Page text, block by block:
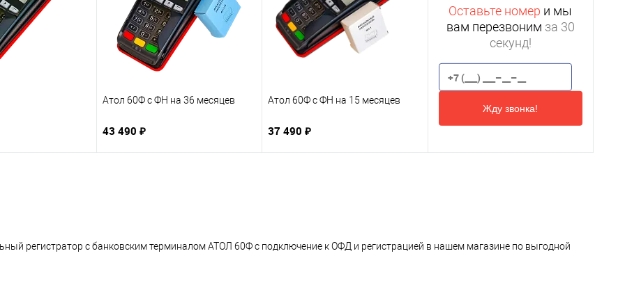
Атол 60Ф с ФН на 36 месяцев
43 490 ₽
Атол 60Ф с ФН на 15 месяцев
37 490 ₽
Оставьте номер и мы
вам перезвоним за 30
секунд!
Жду звонка!
регистратор с банковским терминалом АТОЛ 60Ф с подключение к ОФД и регистрацией в нашем магазине по выгодной